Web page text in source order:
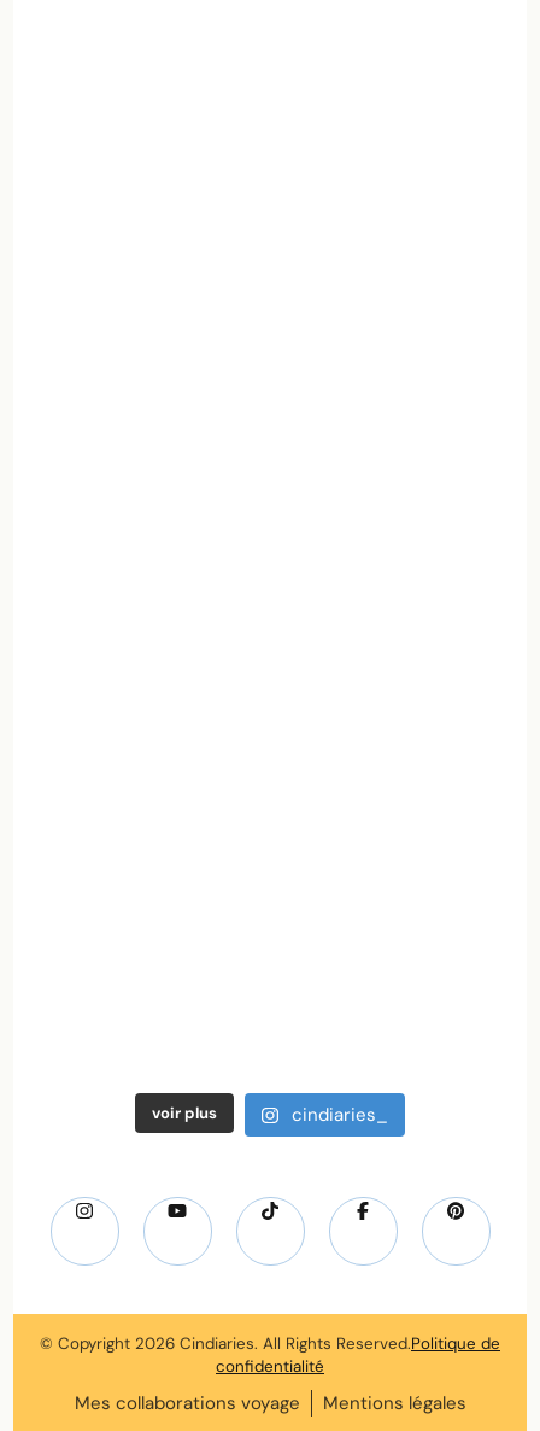
voir plus cindiaries_
© Copyright 2026 Cindiaries. All Rights Reserved.Politique de
confidentialité
Mes collaborations voyage Mentions légales